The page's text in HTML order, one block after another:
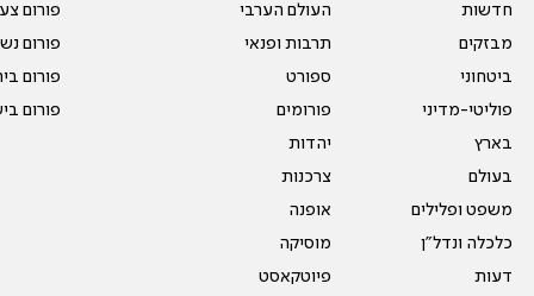
חדשות
מבזקים
ביטחוני
פוליטי-מדיני
בארץ
בעולם
משפט ופלילים
כלכלה ונדל"ן
דעות
העולם הערבי
תרבות ופנאי
ספורט
פורומים
יהדות
צרכנות
אופנה
מוסיקה
פיוטקאסט
פורום
פורום
פורום
פורום